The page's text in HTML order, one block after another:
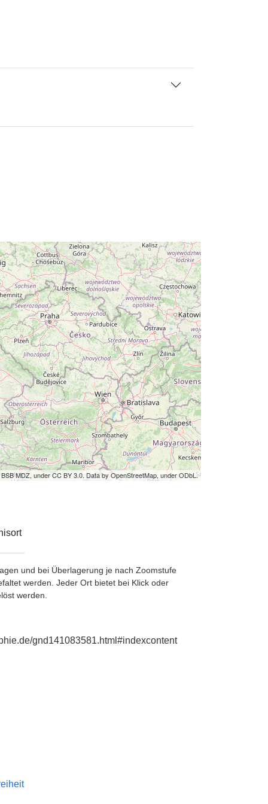
MDZ, under CC BY 3.0. Data by OpenStreetMap, under ODbL.
und bei Überlagerung je nach Zoomstufe
werden. Jeder Ort bietet bei Klick oder
werden.
gnd141083581.html#indexcontent